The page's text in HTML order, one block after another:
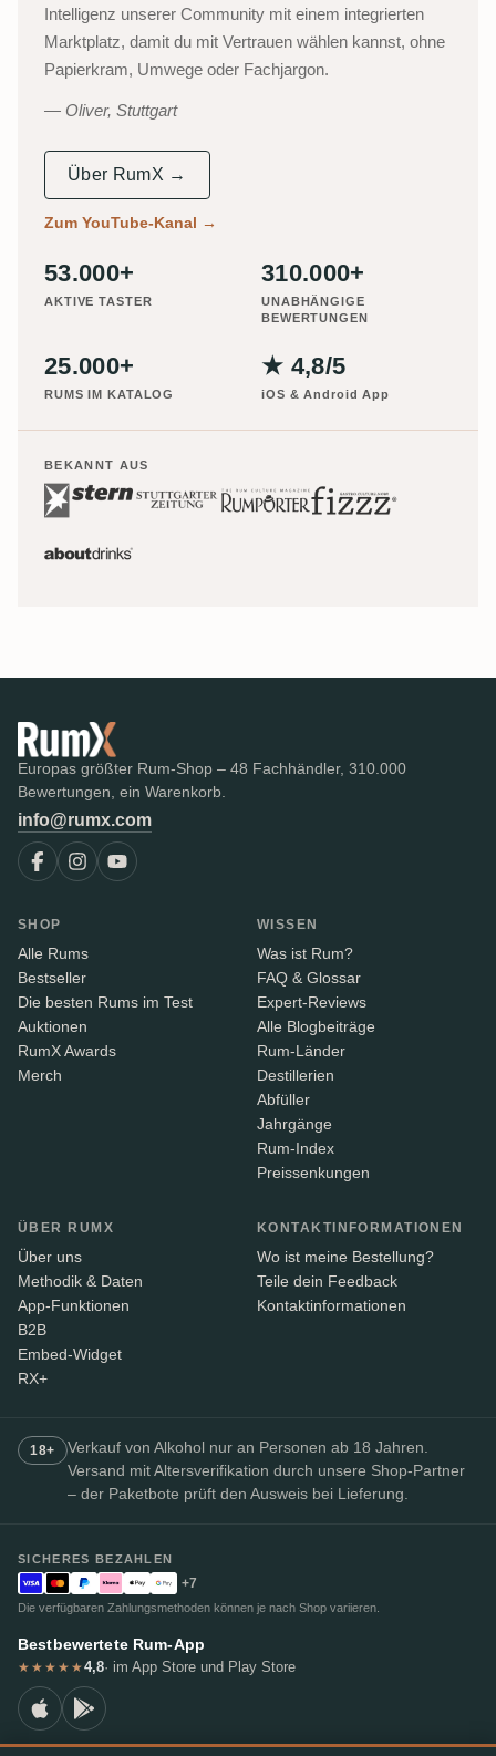
Intelligenz unserer Community mit einem integrierten
Marktplatz, damit du mit Vertrauen wählen kannst, ohne
Papierkram, Umwege oder Fachjargon.
Oliver, Stuttgart
Über RumX →
Zum YouTube-Kanal →
53.000+
AKTIVE TASTER
310.000+
UNABHÄNGIGE
BEWERTUNGEN
25.000+
RUMS IM KATALOG
★ 4,8/5
iOS & Android App
BEKANNT AUS
Europas größter Rum-Shop – 48 Fachhändler, 310.000
Bewertungen, ein Warenkorb.
info@rumx.com
SHOP
Alle Rums
Bestseller
Die besten Rums im Test
Auktionen
RumX Awards
Merch
WISSEN
Was ist Rum?
FAQ & Glossar
Expert-Reviews
Alle Blogbeiträge
Rum-Länder
Destillerien
Abfüller
Jahrgänge
Rum-Index
Preissenkungen
ÜBER RUMX
Über uns
Methodik & Daten
App-Funktionen
B2B
Embed-Widget
RX+
KONTAKTINFORMATIONEN
Wo ist meine Bestellung?
Teile dein Feedback
Kontaktinformationen
18+
Verkauf von Alkohol nur an Personen ab 18 Jahren.
Versand mit Altersverifikation durch unsere Shop-Partner
– der Paketbote prüft den Ausweis bei Lieferung.
SICHERES BEZAHLEN
+7
Die verfügbaren Zahlungsmethoden können je nach Shop variieren.
Bestbewertete Rum-App
★★★★★4,8· im App Store und Play Store